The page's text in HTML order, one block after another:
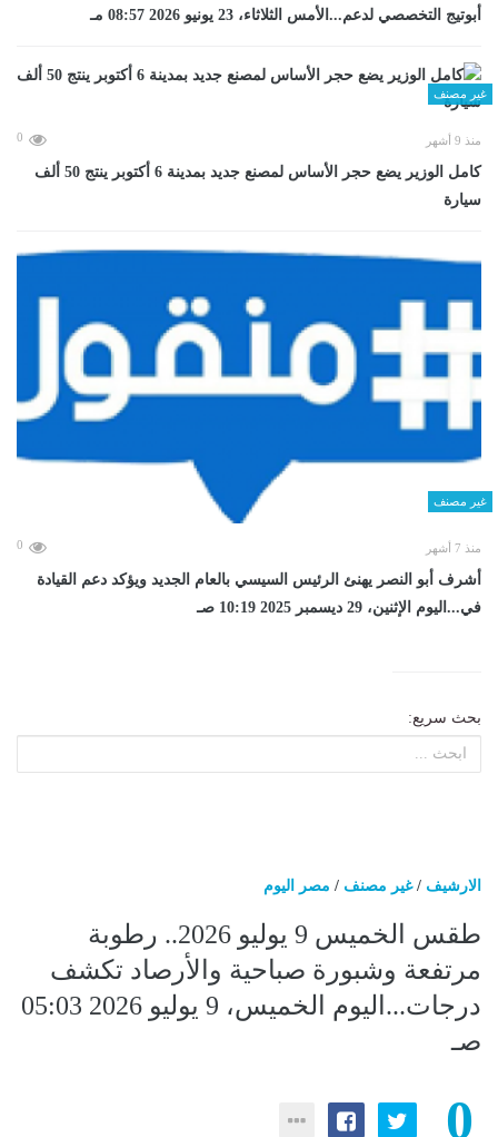
أبوتيج التخصصي لدعم...الأمس الثلاثاء، 23 يونيو 2026 08:57 مـ
غير مصنف
منذ 9 أشهر 0
كامل الوزير يضع حجر الأساس لمصنع جديد بمدينة 6 أكتوبر ينتج 50 ألف
سيارة
غير مصنف
منذ 7 أشهر 0
أشرف أبو النصر يهنئ الرئيس السيسي بالعام الجديد ويؤكد دعم القيادة
في...اليوم الإثنين، 29 ديسمبر 2025 10:19 صـ
بحث سريع:
الارشيف /غير مصنف / مصر اليوم
طقس الخميس 9 يوليو 2026.. رطوبة
مرتفعة وشبورة صباحية والأرصاد تكشف
درجات...اليوم الخميس، 9 يوليو 2026 05:03
صـ
0